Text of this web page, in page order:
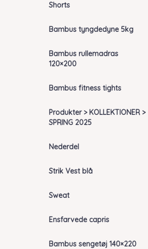
Shorts
Bambus tyngdedyne 5kg
Bambus rullemadras
120×200
Bambus fitness tights
Produkter > KOLLEKTIONER >
SPRING 2025
Nederdel
Strik Vest blå
Sweat
Ensfarvede capris
Bambus sengetøj 140×220